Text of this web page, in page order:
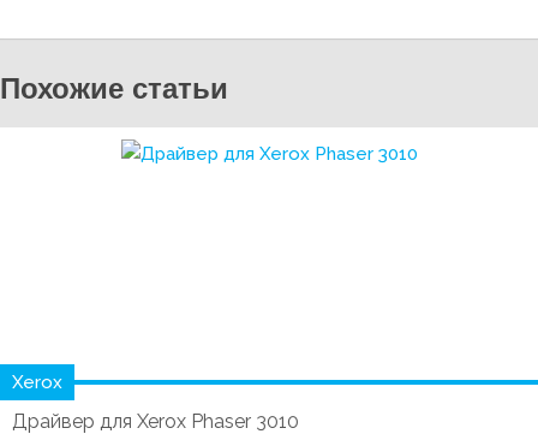
Похожие статьи
Xerox
Драйвер для Xerox Phaser 3010